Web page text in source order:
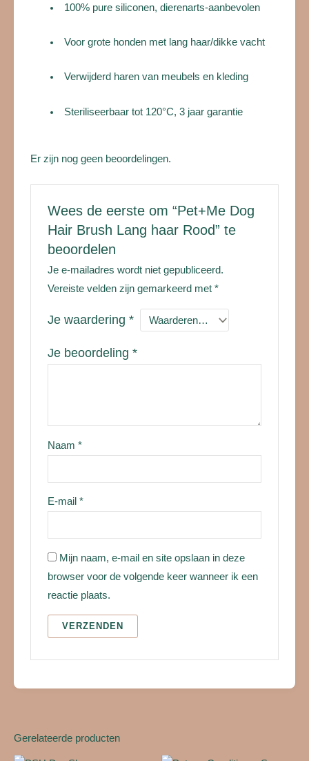
100% pure siliconen, dierenarts-aanbevolen
Voor grote honden met lang haar/dikke vacht
Verwijderd haren van meubels en kleding
Steriliseerbaar tot 120°C, 3 jaar garantie
Er zijn nog geen beoordelingen.
Wees de eerste om “Pet+Me Dog
Hair Brush Lang haar Rood” te
beoordelen
Je e-mailadres wordt niet gepubliceerd.
Vereiste velden zijn gemarkeerd met*
Je waardering*
Je beoordeling*
Naam*
E-mail*
Mijn naam, e-mail en site opslaan in deze
browser voor de volgende keer wanneer ik een
reactie plaats.
Gerelateerde producten